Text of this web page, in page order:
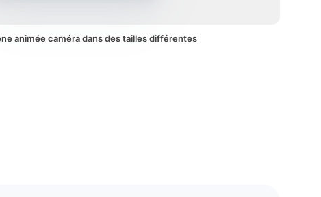
animée caméra dans des tailles différentes